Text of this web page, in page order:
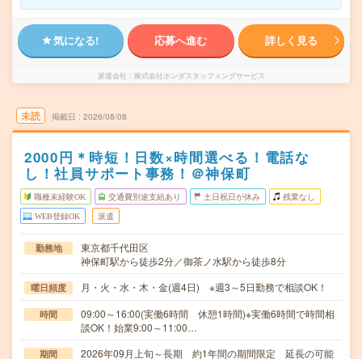
気になる! 応募へ進む 詳しく見る
派遣会社 株式会社ホンダスタッフィングサービス
未読 掲載日 2026/08/08
2000円＊時短！日数×時間選べる！電話な
し！社員サポート事務！＠神保町
職種未経験OK 交通費別途支給あり 土日祝日が休み 残業なし
WEB登録OK 派遣
勤務地
東京都千代田区
神保町駅から徒歩2分／御茶ノ水駅から徒歩8分
曜日頻度 月・火・水・木・金(週4日) ※週3～5日勤務で相談OK！
時間
09:00～16:00(実働6時間 休憩1時間)※実働6時間で時間相
談OK！始業9:00～11:00…
期間
2026年09月上旬～長期 約1年間の期間限定 延長の可能